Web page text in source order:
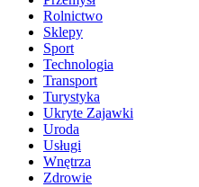
Rolnictwo
Sklepy
Sport
Technologia
Transport
Turystyka
Ukryte Zajawki
Uroda
Usługi
Wnętrza
Zdrowie